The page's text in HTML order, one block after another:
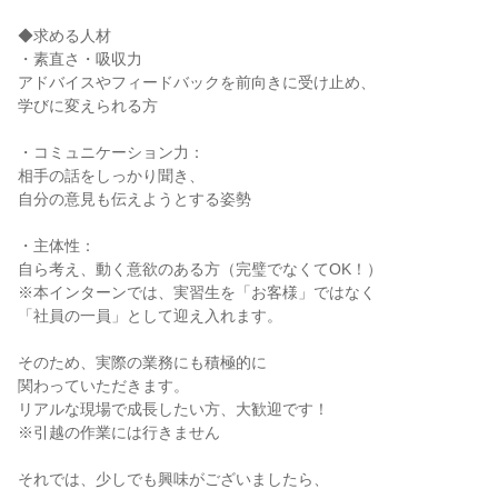
◆求める人材
・素直さ・吸収力
アドバイスやフィードバックを前向きに受け止め、
学びに変えられる方
・コミュニケーション力：
相手の話をしっかり聞き、
自分の意見も伝えようとする姿勢
・主体性：
自ら考え、動く意欲のある方（完璧でなくてOK！）
※本インターンでは、実習生を「お客様」ではなく
「社員の一員」として迎え入れます。
そのため、実際の業務にも積極的に
関わっていただきます。
リアルな現場で成長したい方、大歓迎です！
※引越の作業には行きません
それでは、少しでも興味がございましたら、